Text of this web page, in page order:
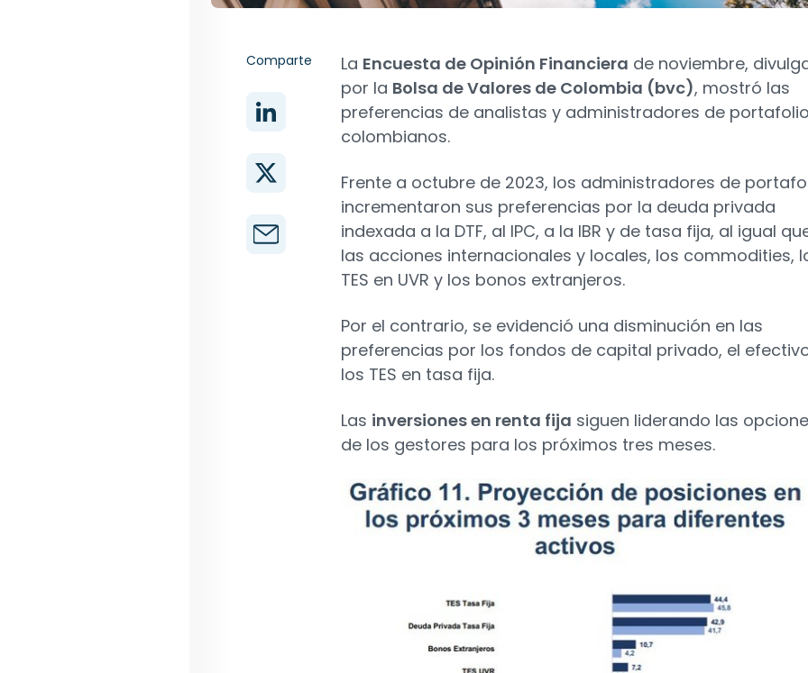
Comparte La Encuesta de Opinión Financiera de noviembre,
por la Bolsa de Valores de Colombia (bvc), mostró las
preferencias de analistas y administradores de
colombianos.
Frente a octubre de 2023, los administradores de
incrementaron sus preferencias por la deuda privada
indexada a la DTF, al IPC, a la IBR y de tasa fija, al igual
las acciones internacionales y locales, los commodities,
TES en UVR y los bonos extranjeros.
Por el contrario, se evidenció una disminución en las
preferencias por los fondos de capital privado, el
los TES en tasa fija.
Las inversiones en renta fija siguen liderando las
de los gestores para los próximos tres meses.